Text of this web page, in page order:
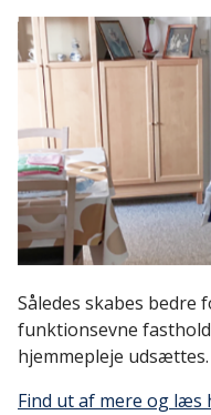
Dansk
English
Svenska
Norsk
Dansk
Således skabes
funktionsevne
hjemmepleje udsættes.
Find ut af mere og